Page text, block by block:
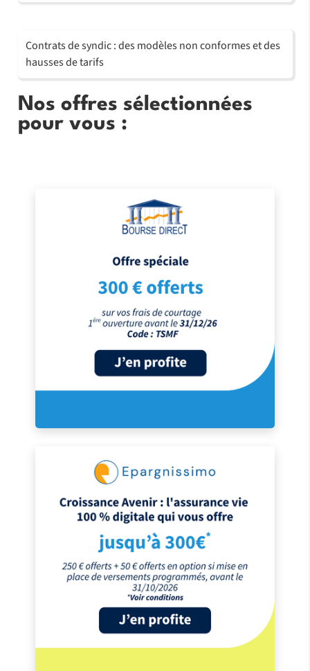
Contrats de syndic : des modèles non conformes et des
hausses de tarifs
Nos offres sélectionnées
pour vous :